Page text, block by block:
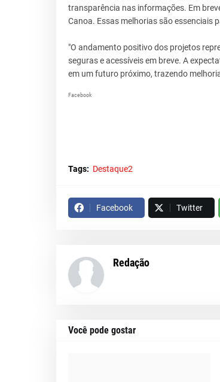
transparência nas informações. Em
Canoa. Essas melhorias são essenciais
"O andamento positivo dos projetos
seguras e acessíveis em breve. A
em um futuro próximo, trazendo
Facebook
Tags: Destaque2
Facebook Twitter
Redação
Você pode gostar